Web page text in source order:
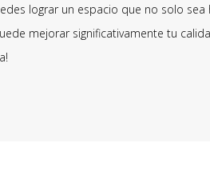
lograr un espacio que no solo
mejorar significativamente tu